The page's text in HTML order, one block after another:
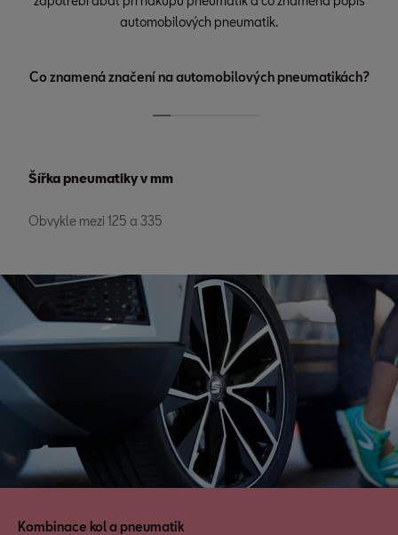
automobilových pneumatik.
Co znamená značení na automobilových pneumatikách?
Šířka pneumatiky v mm
Obvykle mezi 125 a 335
Kombinace kol a pneumatik